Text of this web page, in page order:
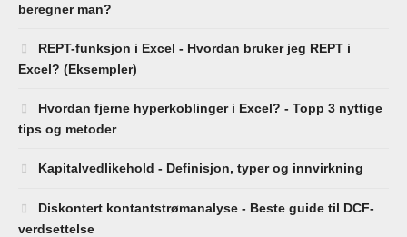
beregner man?
REPT-funksjon i Excel - Hvordan bruker jeg REPT i
Excel? (Eksempler)
Hvordan fjerne hyperkoblinger i Excel? - Topp 3 nyttige
tips og metoder
Kapitalvedlikehold - Definisjon, typer og innvirkning
Diskontert kontantstrømanalyse - Beste guide til DCF-
verdsettelse